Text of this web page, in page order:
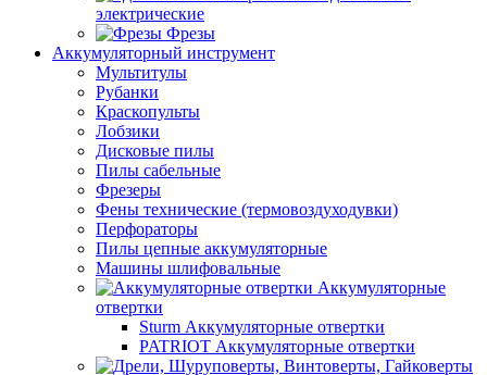
электрические
Фрезы
Аккумуляторный инструмент
Мультитулы
Рубанки
Краскопульты
Лобзики
Дисковые пилы
Пилы сабельные
Фрезеры
Фены технические (термовоздуходувки)
Перфораторы
Пилы цепные аккумуляторные
Машины шлифовальные
Аккумуляторные
отвертки
Sturm Аккумуляторные отвертки
PATRIOT Аккумуляторные отвертки